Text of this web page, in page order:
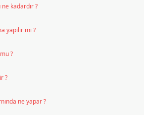
ne kadardır ?
yapılır mı ?
?
?
ne yapar ?